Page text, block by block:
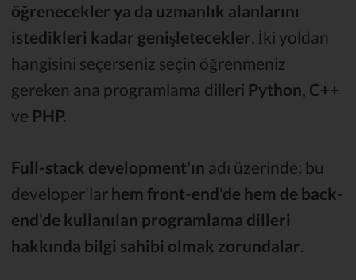
öğrenecekler ya da uzmanlık alanlarını
istedikleri kadar genişletecekler. İki yoldan
hangisini seçerseniz seçin öğrenmeniz
gereken ana programlama dilleri Python, C++
ve PHP.
Full-stack development'ın adı üzerinde; bu
developer'lar hem front-end'de hem de back-
end'de kullanılan programlama dilleri
hakkında bilgi sahibi olmak zorundalar